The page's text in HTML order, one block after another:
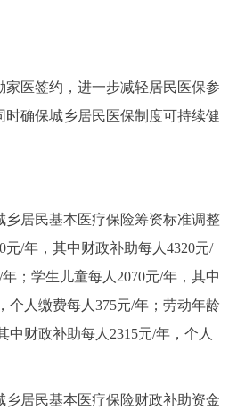
한국어 日本語
FRANÇAIS РУССКИЙ ЯЗЫК
医签约，进一步减轻居民医保参
确保城乡居民医保制度可持续健
居民基本医疗保险筹资标准调整
元/年，其中财政补助每人4320元/
；学生儿童每人2070元/年，其中
个人缴费每人375元/年；劳动年龄
中财政补助每人2315元/年，个人
居民基本医疗保险财政补助资金